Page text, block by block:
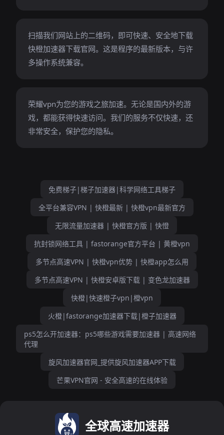
扫描我们网站上的二维码，即可快速、安全地下载
快橙加速器下载官网。这是程序的最新版本，与许
多操作系统兼容。
荣耀vpn为您的游戏之旅加速。无论是国内外的游
戏，都能获得快速访问。我们的服务不仅快速，还
非常安全，保护您的隐私。
免费梯子|梯子加速器|科学网络工具梯子
全平台兼容VPN | 快橙最新 | 快橙vpn最新官方
无限流量加速器 | 快橙官方版 | 快憕
抗封锁网络工具 | fastorange官方平台 | 黄橙vpn
多节点高速VPN | 快橙vpn优势 | 快橙app怎么用
多节点高速VPN | 快橙安卓版下载 | 变色龙加速器
快橙|快速橙子vpn|橙vpn
火橙|fastorange加速器下载|橙子加速器
ps5怎么开加速器：ps5哪些游戏需要加速器 | 高速网络
代理
旋风加速器官网_提供旋风加速器APP下载
芒果VPN官网 - 安全高速的在线体验
全球高速加速器